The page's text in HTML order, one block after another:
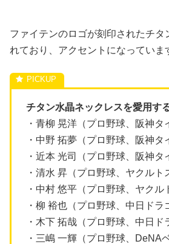
ファイテンのロゴが刻印されたチタ
れており、アクセントになっていま
チタン水晶ネックレスを愛用す
・青柳 晃洋（プロ野球、阪神タ
・中野 拓夢（プロ野球、阪神タ
・近本 光司（プロ野球、阪神タ
・清水 昇（プロ野球、ヤクルト
・中村 悠平（プロ野球、ヤクル
・柳 裕也（プロ野球、中日ドラ
・木下 拓哉（プロ野球、中日ド
・三嶋 一輝（プロ野球、DeNA